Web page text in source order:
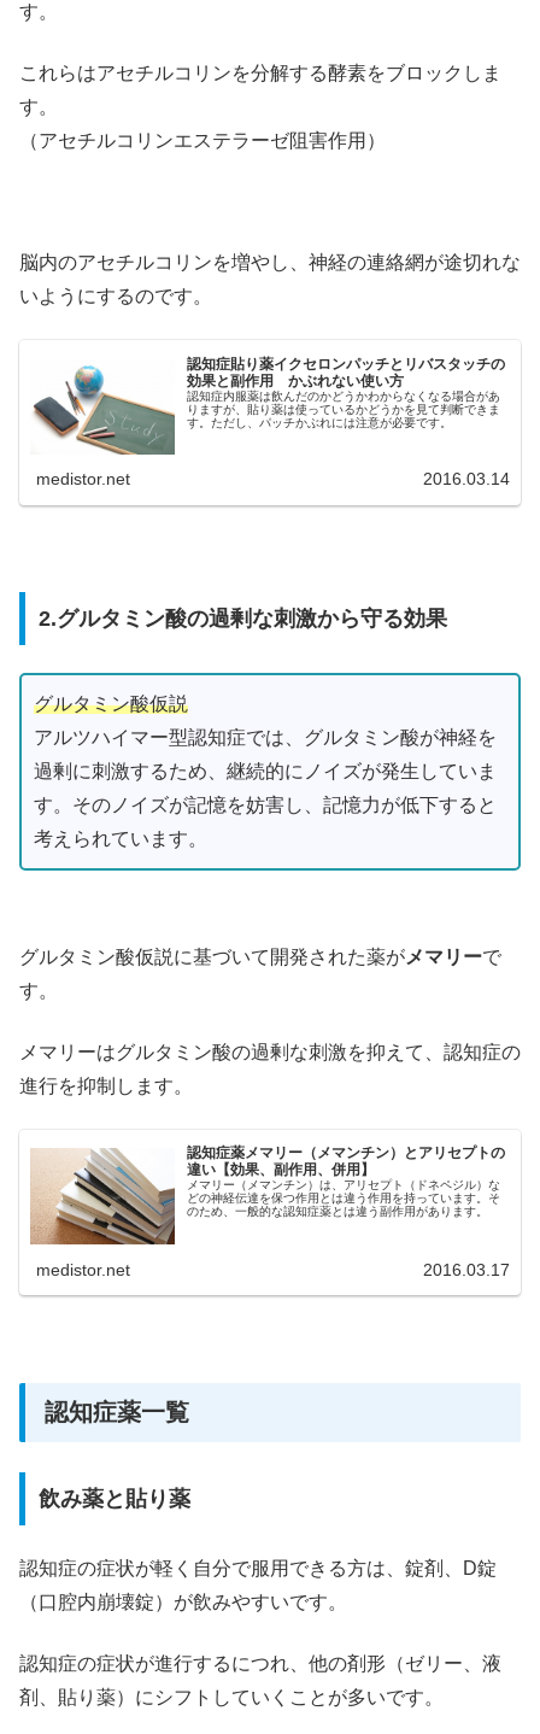
す。
これらはアセチルコリンを分解する酵素をブロックしま
す。
（アセチルコリンエステラーゼ阻害作用）
脳内のアセチルコリンを増やし、神経の連絡網が途切れな
いようにするのです。
認知症貼り薬イクセロンパッチとリバスタッチの
効果と副作用 かぶれない使い方
認知症内服薬は飲んだのかどうかわからなくなる場合があ
りますが、貼り薬は使っているかどうかを見て判断できま
す。ただし、パッチかぶれには注意が必要です。
medistor.net 2016.03.14
2.グルタミン酸の過剰な刺激から守る効果
グルタミン酸仮説
アルツハイマー型認知症では、グルタミン酸が神経を
過剰に刺激するため、継続的にノイズが発生していま
す。そのノイズが記憶を妨害し、記憶力が低下すると
考えられています。
グルタミン酸仮説に基づいて開発された薬がメマリーで
す。
メマリーはグルタミン酸の過剰な刺激を抑えて、認知症の
進行を抑制します。
認知症薬メマリー（メマンチン）とアリセプトの
違い【効果、副作用、併用】
メマリー（メマンチン）は、アリセプト（ドネペジル）な
どの神経伝達を保つ作用とは違う作用を持っています。そ
のため、一般的な認知症薬とは違う副作用があります。
medistor.net 2016.03.17
認知症薬一覧
飲み薬と貼り薬
認知症の症状が軽く自分で服用できる方は、錠剤、D錠
（口腔内崩壊錠）が飲みやすいです。
認知症の症状が進行するにつれ、他の剤形（ゼリー、液
剤、貼り薬）にシフトしていくことが多いです。